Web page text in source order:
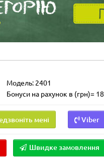
Модель: 2401
Бонуси на рахунок в (грн)= 18
Viber
мені
Швидке замовлення